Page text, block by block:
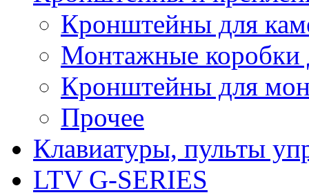
Кронштейны для
Монтажные коробки
Кронштейны для
Прочее
Клавиатуры, пульты
LTV G-SERIES